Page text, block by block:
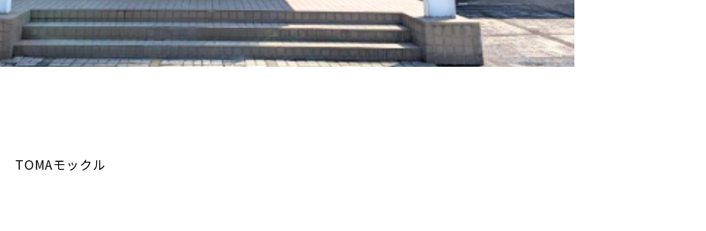
TOMAモックル